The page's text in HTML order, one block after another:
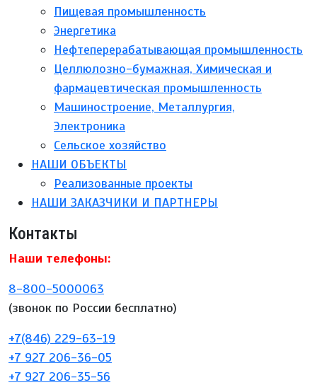
Пищевая промышленность
Энергетика
Нефтеперерабатывающая промышленность
Целлюлозно-бумажная, Химическая и
фармацевтическая промышленность
Машиностроение, Металлургия,
Электроника
Сельское хозяйство
НАШИ ОБЪЕКТЫ
Реализованные проекты
НАШИ ЗАКАЗЧИКИ И ПАРТНЕРЫ
Контакты
Наши телефоны:
8-800-5000063
(звонок по России бесплатно)
+7(846) 229-63-19
+7 927 206-36-05
+7 927 206-35-56